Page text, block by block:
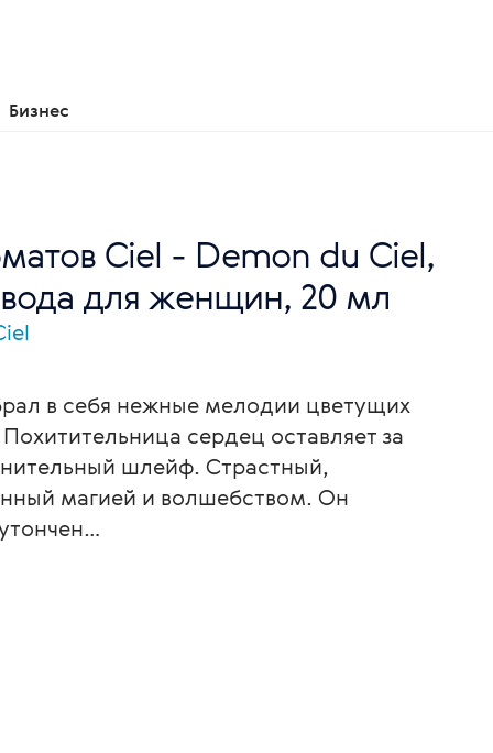
Бизнес
Ciel - Demon du Ciel,
для женщин, 20 мл
в себя нежные мелодии цветущих
сердец оставляет за
шлейф. Страстный,
магией и волшебством. Он